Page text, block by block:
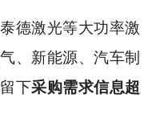
德激光等大功率激
、新能源、汽车制
下采购需求信息超